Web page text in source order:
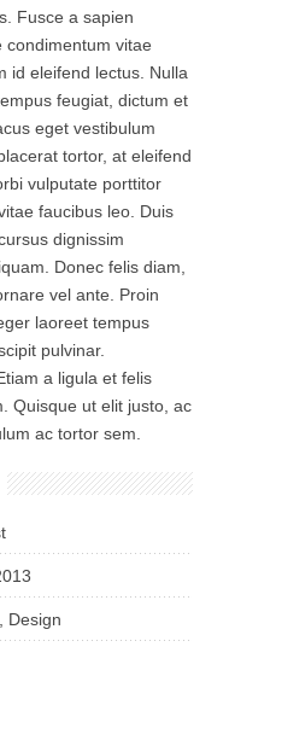
Fusce a sapien
condimentum vitae
id eleifend lectus. Nulla
feugiat, dictum et
eget vestibulum
tortor, at eleifend
vulputate porttitor
faucibus leo. Duis
dignissim
Donec felis diam,
vel ante. Proin
laoreet tempus
pulvinar.
a ligula et felis
Quisque ut elit justo, ac
ac tortor sem.
Design